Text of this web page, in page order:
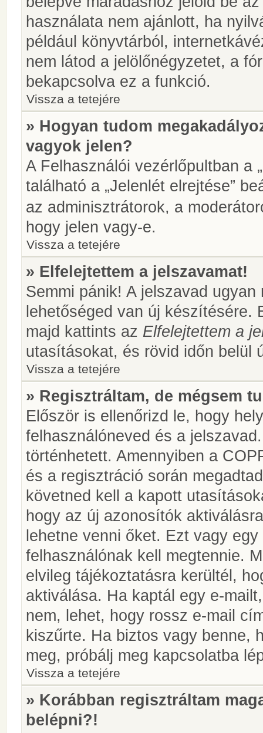
használata nem ajánlott, ha
például könyvtárból,
nem látod a jelölőnégyzetet, a
bekapcsolva ez a funkció.
Vissza a tetejére
» Hogyan tudom
vagyok jelen?
A Felhasználói vezérlőpultban a
található a „Jelenlét elrejtése”
az adminisztrátorok, a
hogy jelen vagy-e.
Vissza a tetejére
» Elfelejtettem a jelszavamat!
Semmi pánik! A jelszavad
lehetőséged van új készítésére.
majd kattints az Elfelejtettem a
utasításokat, és rövid időn belül
Vissza a tetejére
» Regisztráltam, de mégsem
Először is ellenőrizd le, hogy
felhasználóneved és a
történhetett. Amennyiben a
és a regisztráció során
követned kell a kapott
hogy az új azonosítók
lehetne venni őket. Ezt vagy
felhasználónak kell megtennie.
elvileg tájékoztatásra kerültél,
aktiválása. Ha kaptál egy e-
nem, lehet, hogy rossz e-mail
kiszűrte. Ha biztos vagy benne,
meg, próbálj meg kapcsolatba
Vissza a tetejére
» Korábban regisztráltam
belépni?!